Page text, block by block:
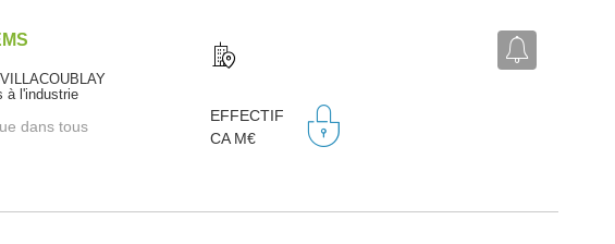
à l'industrie
dans tous
EFFECTIF
CA M€